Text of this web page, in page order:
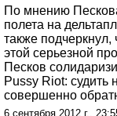
По мнению
полета на
также
этой серьезной
Песков
Pussy Riot: судить
совершенно
6 сентября 2012 г.,